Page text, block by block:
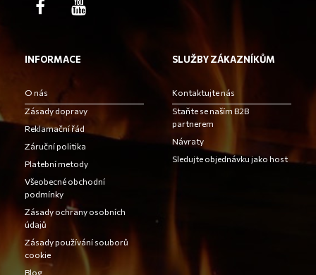
INFORMACE
O nás
Zásady dopravy
Reklamační řád
Záruční politika
Platební metody
Všeobecné obchodní
podmínky
Zásady ochrany osobních
údajů
Zásady používání souborů
cookie
Blog
SLUŽBY ZÁKAZNÍKŮM
Kontaktujte nás
Staňte se naším B2B
partnerem
Návraty
Sledujte objednávku jako host